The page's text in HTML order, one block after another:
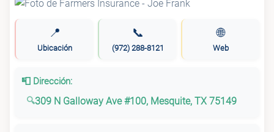
📍
Ubicación
📞
(972) 288-8121
🌐
Web
📮 Dirección:
309 N Galloway Ave #100, Mesquite, TX 75149